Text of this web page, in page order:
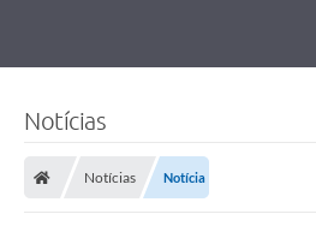
Notícias
Notícias Notícia